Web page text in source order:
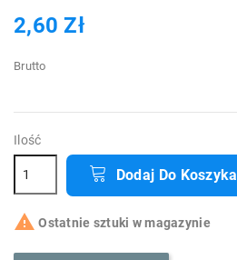
2,60 Zł
Brutto
Ilość
Dodaj Do Koszyka
 Ostatnie sztuki w magazynie